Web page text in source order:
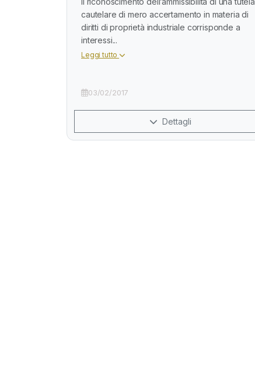
cautelare di mero accertamento in materia di
diritti di proprietà industriale corrisponde a
interessi...
Leggi tutto
03/02/2017
Dettagli